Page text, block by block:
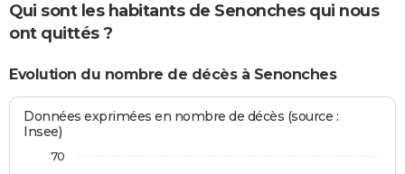
Qui sont les habitants de Senonches qui nous
ont quittés ?
Evolution du nombre de décès à Senonches
Données exprimées en nombre de décès (source :
Insee)
70